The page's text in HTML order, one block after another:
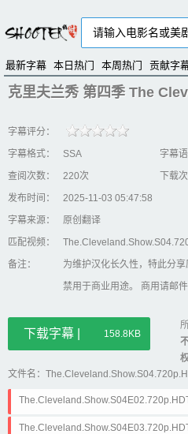
最新字幕 本日热门 本周热门 贡献字
克里夫兰秀 第四季 The
字幕评分：
字幕格式：
SSA 字幕语
查阅次数：
220次 下载
发布时间：
2025-11-03 05:47:58
字幕来源：
原创翻译
匹配视频：
备注：
为维护汉化长久性，特此分
禁用于商业用途。 商用请邮
下载字幕 | 158.8KB
文件名：